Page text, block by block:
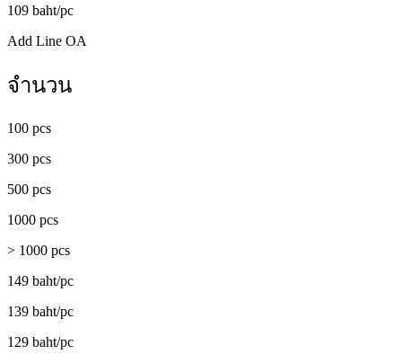
109 baht/pc
Add Line OA
จำนวน
100 pcs
300 pcs
500 pcs
1000 pcs
> 1000 pcs
149 baht/pc
139 baht/pc
129 baht/pc